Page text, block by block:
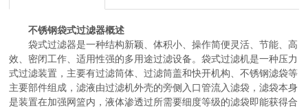
不锈钢袋式过滤器概述
袋式过滤器是一种结构新颖、体积小、操作简便灵活、节能、高
效、密闭工作、适用性强的多用途过滤设备。袋式过滤机是一种压力
式过滤装置，主要有过滤筒体、过滤筒盖和快开机构、不锈钢滤袋等
主要部件组成，滤液由过滤机外壳的旁侧入口管流入滤袋，滤袋本身
是装置在加强网篮内，液体渗透过所需要细度等级的滤袋即能获得合